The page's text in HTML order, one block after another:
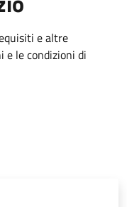
e altre
le condizioni di